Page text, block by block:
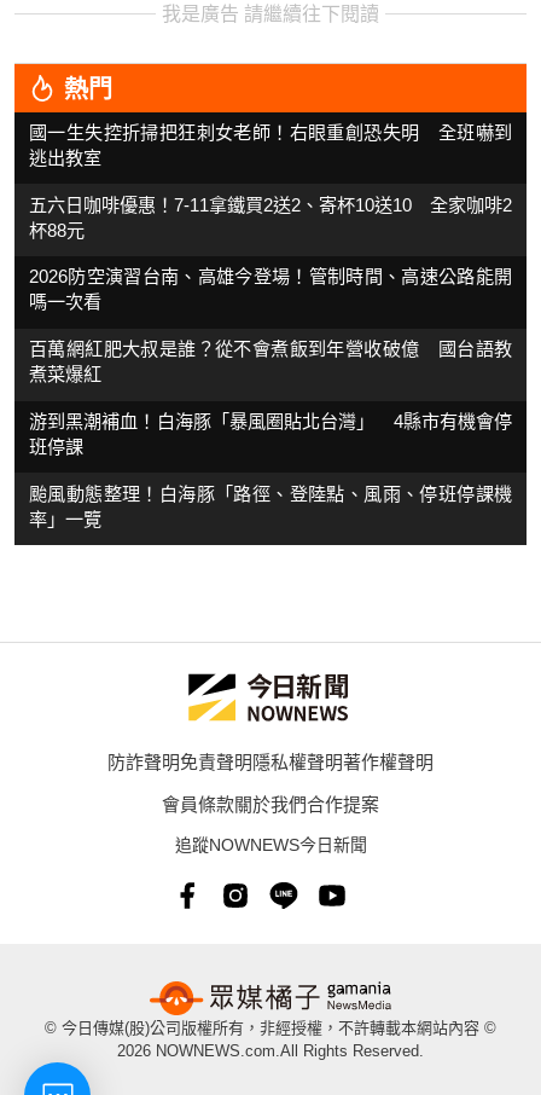
我是廣告 請繼續往下閱讀
熱門
國一生失控折掃把狂刺女老師！右眼重創恐失明 全班嚇到
逃出教室
五六日咖啡優惠！7-11拿鐵買2送2、寄杯10送10 全家咖啡2
杯88元
2026防空演習台南、高雄今登場！管制時間、高速公路能開
嗎一次看
百萬網紅肥大叔是誰？從不會煮飯到年營收破億 國台語教
煮菜爆紅
游到黑潮補血！白海豚「暴風圈貼北台灣」 4縣市有機會停
班停課
颱風動態整理！白海豚「路徑、登陸點、風雨、停班停課機
率」一覽
防詐聲明免責聲明隱私權聲明著作權聲明
會員條款關於我們合作提案
追蹤NOWNEWS今日新聞
© 今日傳媒(股)公司版權所有，非經授權，不許轉載本網站內容 ©
2026 NOWNEWS.com.All Rights Reserved.